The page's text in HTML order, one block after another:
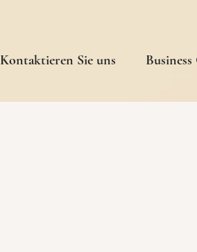
Kontaktieren Sie uns